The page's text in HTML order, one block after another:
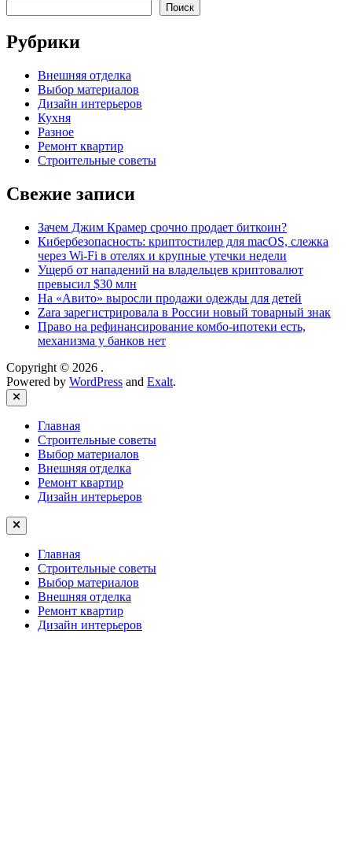
Поиск
Рубрики
Внешняя отделка
Выбор материалов
Дизайн интерьеров
Кухня
Разное
Ремонт квартир
Строительные советы
Свежие записи
Зачем Джим Крамер срочно продает биткоин?
Кибербезопасность: криптостилер для macOS, слежка
через Wi-Fi в отелях и крупные утечки недели
Ущерб от нападений на владельцев криптовалют
превысил $30 млн
На «Авито» выросли продажи одежды для детей
Zara зарегистрировала в России новый товарный знак
Право на рефинансирование комбо-ипотеки есть,
механизма у банков нет
Copyright © 2026 .
Powered by WordPress and Exalt.
Close
Главная
Строительные советы
Выбор материалов
Внешняя отделка
Ремонт квартир
Дизайн интерьеров
Главная
Строительные советы
Выбор материалов
Внешняя отделка
Ремонт квартир
Дизайн интерьеров